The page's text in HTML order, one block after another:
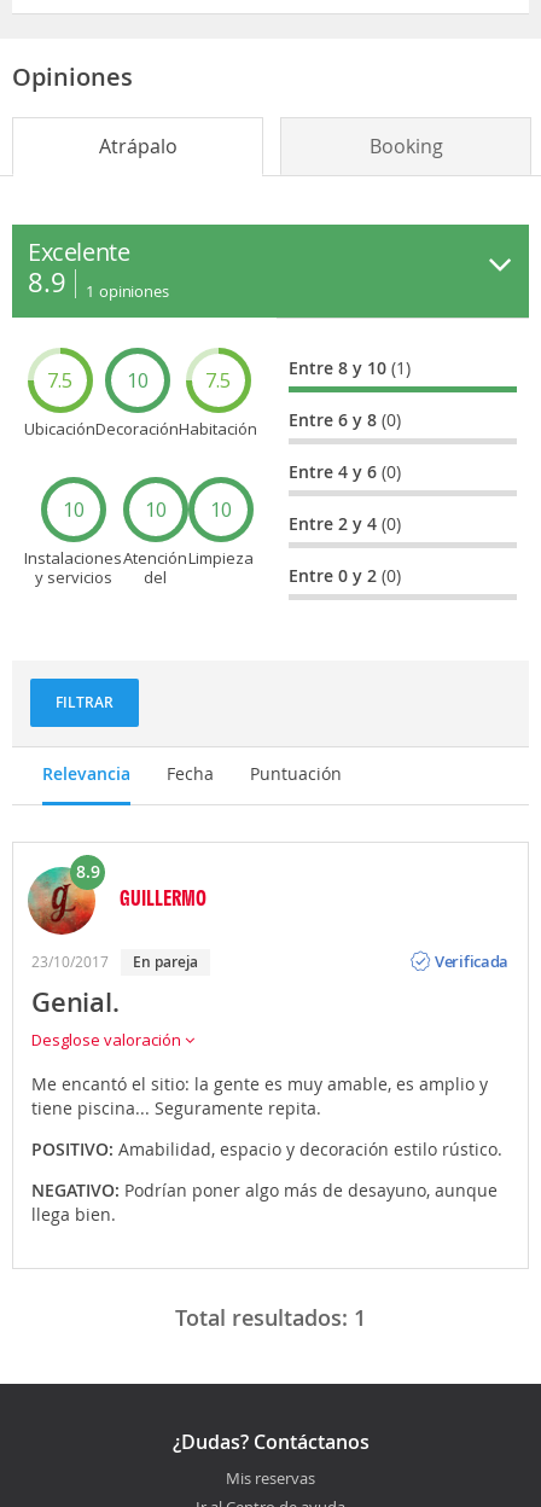
Opiniones
Atrápalo Booking
Excelente
8.9 1 opiniones
7.5
Ubicación
10
Decoración
7.5
Habitación
10
Instalaciones
y servicios
10
Atención
del
10
Limpieza
Entre 8 y 10(1)
Entre 6 y 8(0)
Entre 4 y 6(0)
Entre 2 y 4(0)
Entre 0 y 2(0)
FILTRAR
Relevancia Fecha Puntuación
8.9
GUILLERMO
23/10/2017 en pareja
Verificada
Genial.
Desglose valoración
Me encantó el sitio: la gente es muy amable, es amplio y
tiene piscina... Seguramente repita.
POSITIVO: Amabilidad, espacio y decoración estilo rústico.
NEGATIVO: Podrían poner algo más de desayuno, aunque
llega bien.
Total resultados: 1
¿Dudas? Contáctanos
Mis reservas